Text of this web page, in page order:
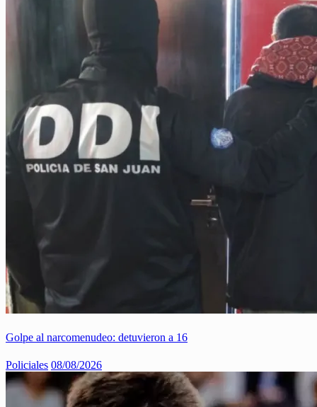
Golpe al narcomenudeo: detuvieron a 16
Policiales 08/08/2026